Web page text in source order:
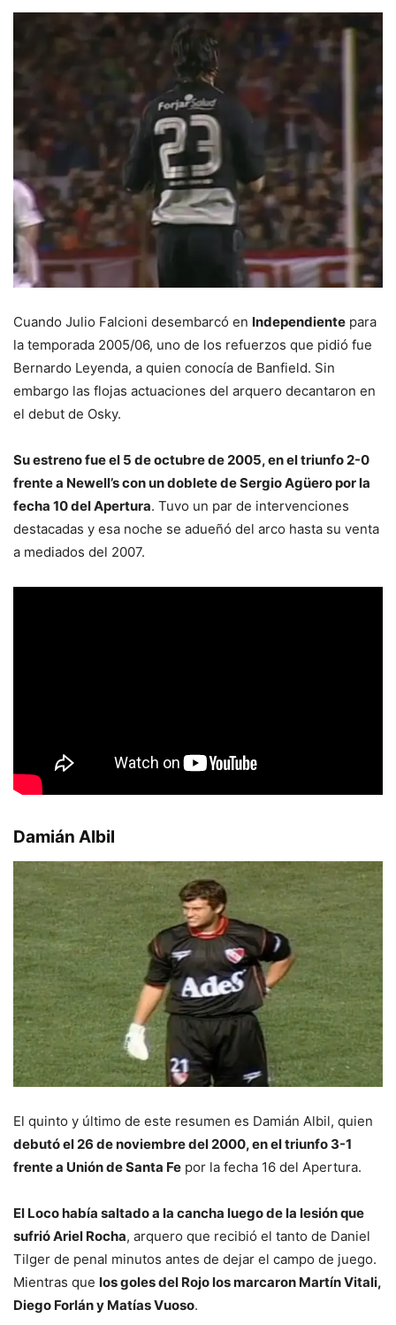
Cuando Julio Falcioni desembarcó en Independiente para
la temporada 2005/06, uno de los refuerzos que pidió fue
Bernardo Leyenda, a quien conocía de Banfield. Sin
embargo las flojas actuaciones del arquero decantaron en
el debut de Osky.
Su estreno fue el 5 de octubre de 2005, en el triunfo 2-0
frente a Newell’s con un doblete de Sergio Agüero por la
fecha 10 del Apertura. Tuvo un par de intervenciones
destacadas y esa noche se adueñó del arco hasta su venta
a mediados del 2007.
Damián Albil
El quinto y último de este resumen es Damián Albil, quien
debutó el 26 de noviembre del 2000, en el triunfo 3-1
frente a Unión de Santa Fe por la fecha 16 del Apertura.
El Loco había saltado a la cancha luego de la lesión que
sufrió Ariel Rocha, arquero que recibió el tanto de Daniel
Tilger de penal minutos antes de dejar el campo de juego.
Mientras que los goles del Rojo los marcaron Martín Vitali,
Diego Forlán y Matías Vuoso.